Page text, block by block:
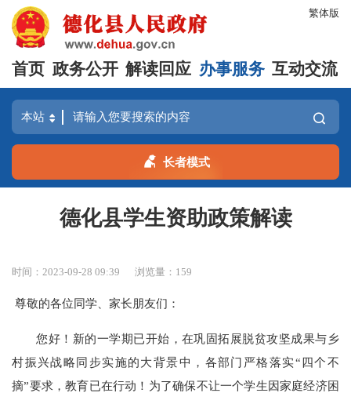
繁体版
首页 政务公开 解读回应 办事服务 互动交流
长者模式
德化县学生资助政策解读
时间：2023-09-28 09:39 浏览量： 159
尊敬的各位同学、家长朋友们：
您好！新的一学期已开始，在巩固拓展脱贫攻坚成果与乡
村振兴战略同步实施的大背景中，各部门严格落实“四个不
摘”要求，教育已在行动！为了确保不让一个学生因家庭经济困